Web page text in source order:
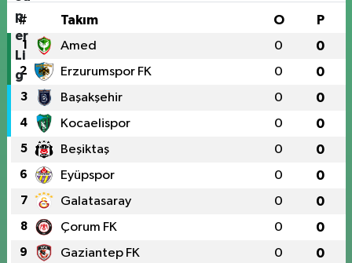
# Takım O P
1 Amed 0 0
2 Erzurumspor FK 0 0
3 Başakşehir 0 0
4 Kocaelispor 0 0
5 Beşiktaş 0 0
6 Eyüpspor 0 0
7 Galatasaray 0 0
8 Çorum FK 0 0
9 Gaziantep FK 0 0